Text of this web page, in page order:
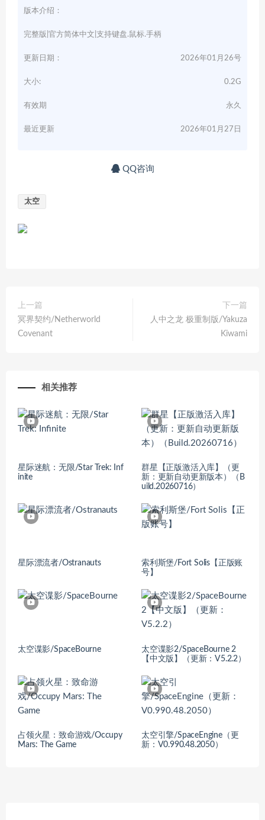
版本介绍：
完整版|官方简体中文|支持键盘.鼠标.手柄
更新日期： 2026年01月26号
大小: 0.2G
有效期 永久
最近更新 2026年01月27日
QQ咨询
太空
上一篇
冥界契约/Netherworld
Covenant
下一篇
人中之龙 极重制版/Yakuza
Kiwami
相关推荐
星际迷航：无限/Star Trek: Inf
inite
群星【正版激活入库】（更
新：更新自动更新版本）（B
uild.20260716）
星际漂流者/Ostranauts
索利斯堡/Fort Solis【正版账
号】
太空谍影/SpaceBourne
太空谍影2/SpaceBourne 2
【中文版】（更新：V5.2.2）
占领火星：致命游戏/Occupy
Mars: The Game
太空引擎/SpaceEngine（更
新：V0.990.48.2050）